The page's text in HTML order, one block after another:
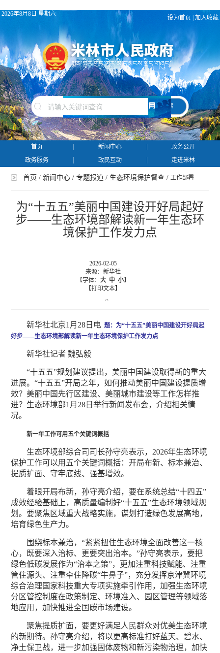
2026年8月8日 星期六
设为首页 加入收藏
搜 索
首页 新闻中心
政务公开
政务服务
政民互动 走进米林
首页 /新闻中心 /专题报道 / 生态环境保护督查 /工作部署
为“十五五”美丽中国建设开好局起好
步——生态环境部解读新一年生态环
境保护工作发力点
2026-02-05
来源：新华社
【字体： 大 中 小】
【打印文本】
新华社北京1月28日电 题：为“十五五”美丽中国建设开好局起
好步——生态环境部解读新一年生态环境保护工作发力点
新华社记者 魏弘毅
“十五五”规划建议提出，美丽中国建设取得新的重大
进展。“十五五”开局之年，如何推动美丽中国建设提质增
效？美丽中国先行区建设、美丽城市建设等工作怎样推
进？生态环境部1月28日举行新闻发布会，介绍相关情
况。
新一年工作可用五个关键词概括
生态环境部综合司司长孙守亮表示，2026年生态环境
保护工作可以用五个关键词概括：开局布新、标本兼治、
提质扩面、守牢底线、强基增效。
着眼开局布新，孙守亮介绍，要在系统总结“十四五”
成效经验基础上，高质量编制好“十五五”生态环境领域规
划。要聚焦区域重大战略实施，谋划打造绿色发展高地，
培育绿色生产力。
围绕标本兼治，“紧紧扭住生态环境全面改善这一核
心，既要深入治标、更要突出治本。”孙守亮表示，要把
绿色低碳发展作为“治本之策”，更加注重科技赋能、注重
管住源头、注重牵住降碳“牛鼻子”，充分发挥京津冀环境
综合治理国家科技重大专项实施牵引作用，加强生态环境
分区管控制度在政策制定、环境准入、园区管理等领域落
地应用，加快推进全国碳市场建设。
聚焦提质扩面，要更好满足人民群众对优美生态环境
的新期待。孙守亮介绍，将以更高标准打好蓝天、碧水、
净土保卫战，进一步加强固体废物和新污染物治理，加快